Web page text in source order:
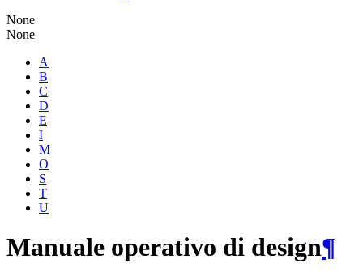
None
None
A
B
C
D
E
I
M
O
S
T
U
Manuale operativo di design¶